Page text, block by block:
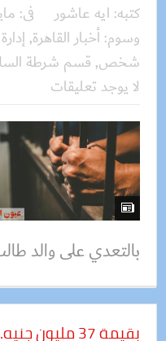
كتبه: ايه عاشور فى: مايو
وسوم:أخبار القاهرة,
شخص, قسم شرطة
لا يوجد تعليقات
بالتعدي على والد